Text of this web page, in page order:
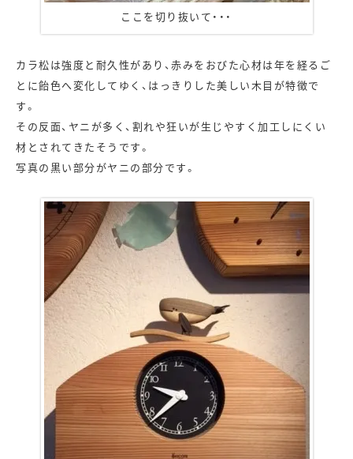
ここを切り抜いて・・・
カラ松は強度と耐久性があり、赤みをおびた心材は年を経るご
とに飴色へ変化してゆく、はっきりした美しい木目が特徴で
す。
その反面、ヤニが多く、割れや狂いが生じやすく加工しにくい
材とされてきたそうです。
写真の黒い部分がヤニの部分です。